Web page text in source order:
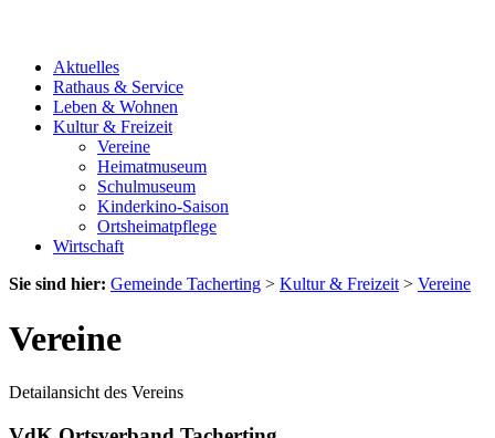
Aktuelles
Rathaus & Service
Leben & Wohnen
Kultur & Freizeit
Vereine
Heimatmuseum
Schulmuseum
Kinderkino-Saison
Ortsheimatpflege
Wirtschaft
Sie sind hier: Gemeinde Tacherting > Kultur & Freizeit > Vereine
Vereine
Detailansicht des Vereins